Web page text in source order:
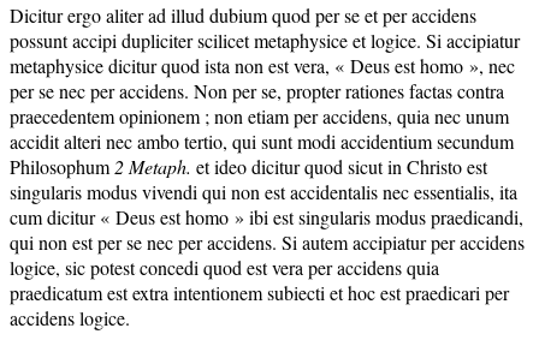
Dicitur ergo aliter ad illud dubium quod per se et per accidens
possunt accipi dupliciter scilicet metaphysice et logice. Si accipiatur
metaphysice dicitur quod ista non est vera, « Deus est homo », nec
per se nec per accidens. Non per se, propter rationes factas contra
praecedentem opinionem ; non etiam per accidens, quia nec unum
accidit alteri nec ambo tertio, qui sunt modi accidentium secundum
Philosophum 2 Metaph. et ideo dicitur quod sicut in Christo est
singularis modus vivendi qui non est accidentalis nec essentialis, ita
cum dicitur « Deus est homo » ibi est singularis modus praedicandi,
qui non est per se nec per accidens. Si autem accipiatur per accidens
logice, sic potest concedi quod est vera per accidens quia
praedicatum est extra intentionem subiecti et hoc est praedicari per
accidens logice.